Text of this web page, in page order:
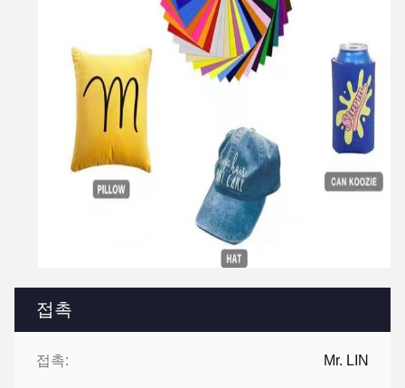
접촉
접촉: Mr. LIN